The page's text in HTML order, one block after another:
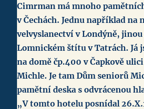
Cimrman má mnoho
v Čechách. Jednu například na
velvyslanectví v Londýně, jinou
Lomnickém štítu v Tatrách. Já
na domě čp.400 v Čapkově ulici
Michle. Je tam Dům seniorů
pamětní deska s odvrácenou
„V tomto hotelu posnídal